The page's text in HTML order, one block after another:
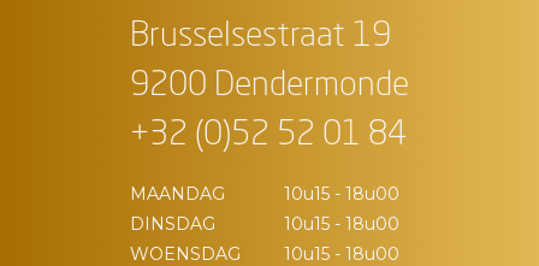
Brusselsestraat 19
9200 Dendermonde
+32 (0)52 52 01 84
MAANDAG
10u15 - 18u00
DINSDAG
10u15 - 18u00
WOENSDAG
10u15 - 18u00